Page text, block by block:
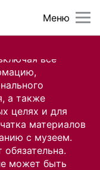
все
а также
целях и для
материалов
с музеем.
может быть
Меню